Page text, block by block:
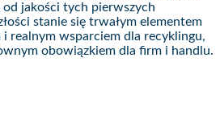
od jakości tych pierwszych
stanie się trwałym elementem
realnym wsparciem dla recyklingu,
obowiązkiem dla firm i handlu.